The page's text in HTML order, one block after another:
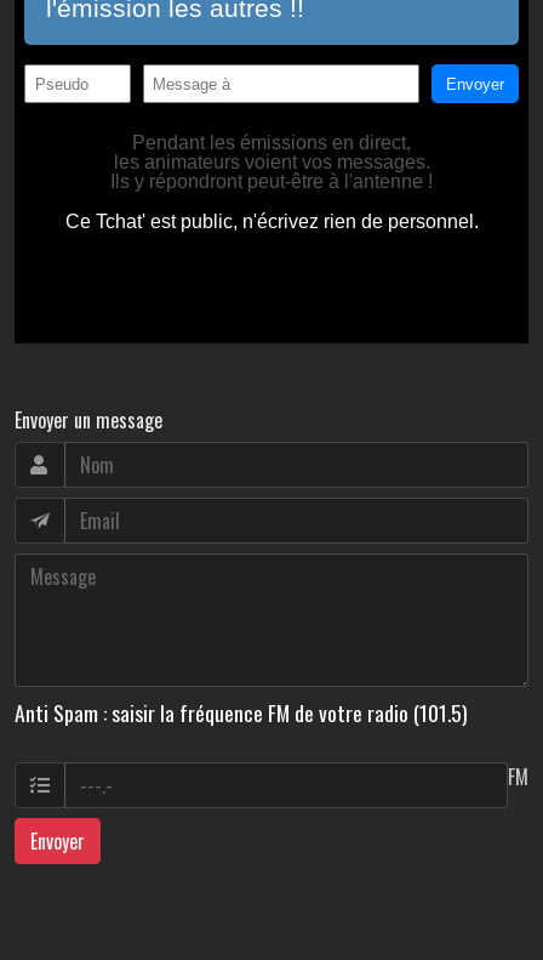
Envoyer un message
Anti Spam : saisir la fréquence FM de votre radio (101.5)
FM
Envoyer